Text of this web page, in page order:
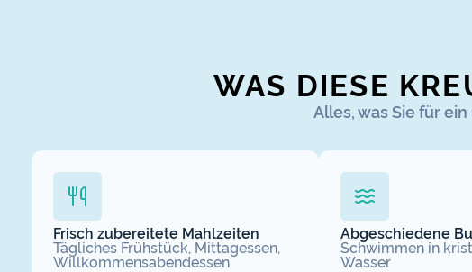
WAS DIESE
Alles, was Sie für
Frisch zubereitete Mahlzeiten
Tägliches Frühstück, Mittagessen,
Willkommensabendessen
Abgeschiedene
Schwimmen in
Wasser